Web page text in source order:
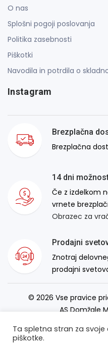
O nas
Splošni pogoji poslovanja
Politika zasebnosti
Piškotki
Navodila in potrdila o
Instagram
Brezplačna
Brezplačna
14 dni
Če z izdelkom
vrnete
Obrazec za
Prodajni
Znotraj
prodajni
© 2026 Vse pravice
AS Domžale
Ta spletna stran za
piškotke.